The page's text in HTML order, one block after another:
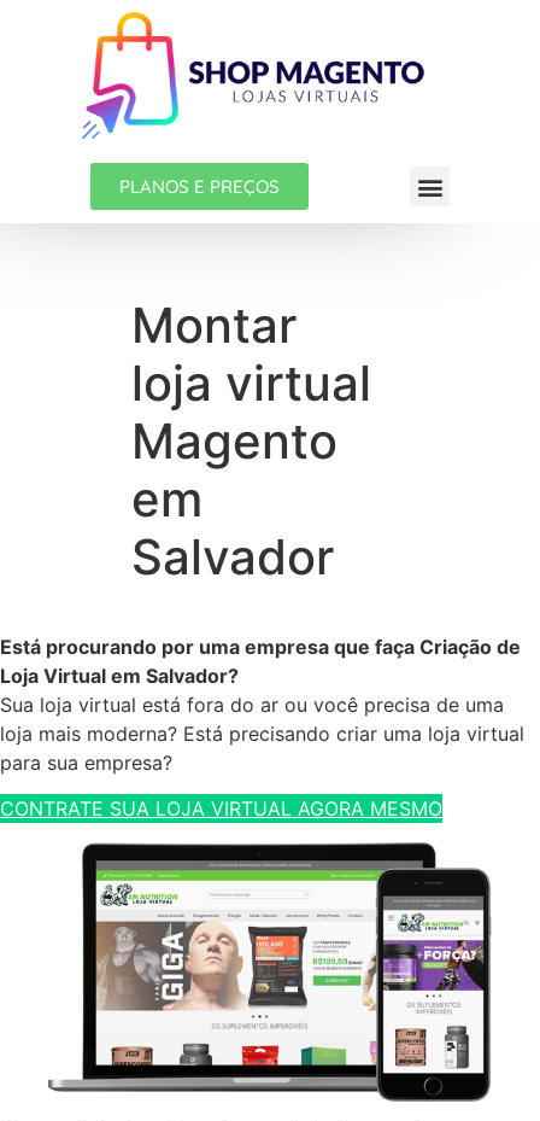
PLANOS E PREÇOS
Montar
loja virtual
Magento
em
Salvador
Está procurando por uma empresa que faça Criação de
Loja Virtual em Salvador?
Sua loja virtual está fora do ar ou você precisa de uma
loja mais moderna? Está precisando criar uma loja virtual
para sua empresa?
CONTRATE SUA LOJA VIRTUAL AGORA MESMO